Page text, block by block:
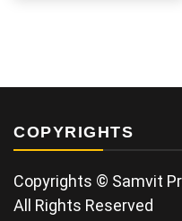
COPYRIGHTS
Copyrights © Samvit
All Rights Reserved